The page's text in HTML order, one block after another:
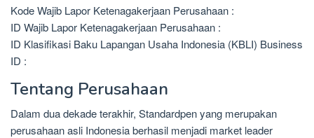
Kode Wajib Lapor Ketenagakerjaan Perusahaan :
ID Wajib Lapor Ketenagakerjaan Perusahaan :
ID Klasifikasi Baku Lapangan Usaha Indonesia (KBLI) Business
ID :
Tentang Perusahaan
Dalam dua dekade terakhir, Standardpen yang merupakan
perusahaan asli Indonesia berhasil menjadi market leader